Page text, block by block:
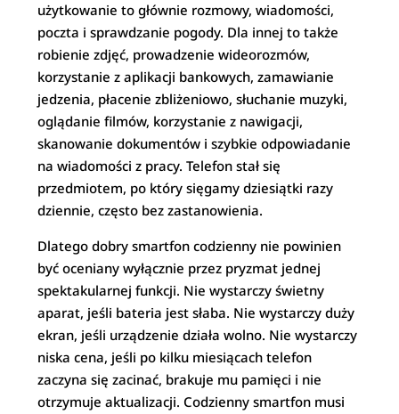
użytkowanie to głównie rozmowy, wiadomości,
poczta i sprawdzanie pogody. Dla innej to także
robienie zdjęć, prowadzenie wideorozmów,
korzystanie z aplikacji bankowych, zamawianie
jedzenia, płacenie zbliżeniowo, słuchanie muzyki,
oglądanie filmów, korzystanie z nawigacji,
skanowanie dokumentów i szybkie odpowiadanie
na wiadomości z pracy. Telefon stał się
przedmiotem, po który sięgamy dziesiątki razy
dziennie, często bez zastanowienia.
Dlatego dobry smartfon codzienny nie powinien
być oceniany wyłącznie przez pryzmat jednej
spektakularnej funkcji. Nie wystarczy świetny
aparat, jeśli bateria jest słaba. Nie wystarczy duży
ekran, jeśli urządzenie działa wolno. Nie wystarczy
niska cena, jeśli po kilku miesiącach telefon
zaczyna się zacinać, brakuje mu pamięci i nie
otrzymuje aktualizacji. Codzienny smartfon musi